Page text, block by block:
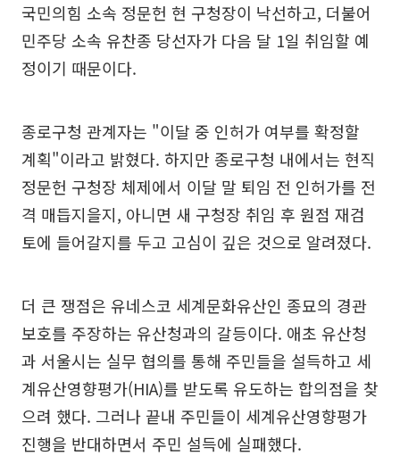
국민의힘 소속 정문헌 현 구청장이 낙선하고, 더불어
민주당 소속 유찬종 당선자가 다음 달 1일 취임할 예
정이기 때문이다.
종로구청 관계자는 "이달 중 인허가 여부를 확정할
계획"이라고 밝혔다. 하지만 종로구청 내에서는 현직
정문헌 구청장 체제에서 이달 말 퇴임 전 인허가를 전
격 매듭지을지, 아니면 새 구청장 취임 후 원점 재검
토에 들어갈지를 두고 고심이 깊은 것으로 알려졌다.
더 큰 쟁점은 유네스코 세계문화유산인 종묘의 경관
보호를 주장하는 유산청과의 갈등이다. 애초 유산청
과 서울시는 실무 협의를 통해 주민들을 설득하고 세
계유산영향평가(HIA)를 받도록 유도하는 합의점을 찾
으려 했다. 그러나 끝내 주민들이 세계유산영향평가
진행을 반대하면서 주민 설득에 실패했다.